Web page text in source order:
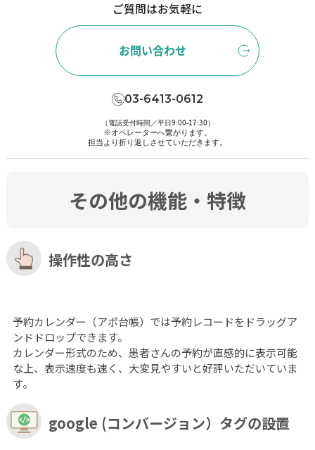
ご質問はお気軽に
お問い合わせ
03-6413-0612
（電話受付時間／平日9:00-17:30）
※オペレーターへ繋がります。
担当より折り返しさせていただきます。
その他の機能・特徴
操作性の高さ
予約カレンダー（アポ台帳）では予約レコードをドラッグア
ンドドロップできます。
カレンダー形式のため、患者さんの予約が直感的に表示可能
な上、表示速度も速く、大変見やすいと好評いただいていま
す。
google (コンバージョン）タグの設置